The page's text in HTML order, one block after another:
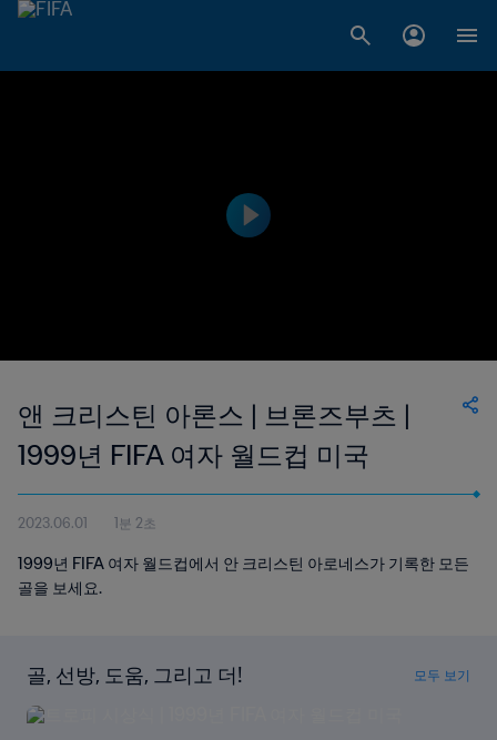
앤 크리스틴 아론스 | 브론즈부츠 |
1999년 FIFA 여자 월드컵 미국
2023.06.01 1분 2초
1999년 FIFA 여자 월드컵에서 안 크리스틴 아로네스가 기록한 모든
골을 보세요.
골, 선방, 도움, 그리고 더! 모두 보기